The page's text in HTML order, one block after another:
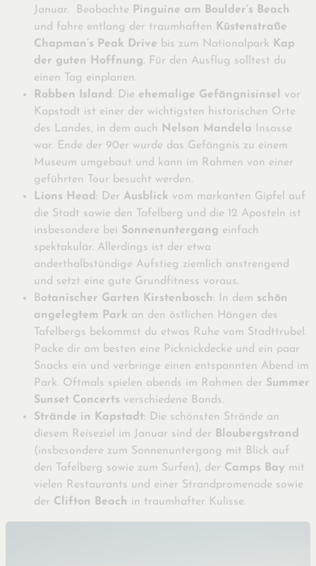
Januar. Beobachte Pinguine am Boulder’s Beach
und fahre entlang der traumhaften
Küstenstraße
Chapman’s Peak Drive bis zum Nationalpark
Kap
der guten Hoffnung. Für den Ausflug solltest du
einen Tag einplanen.
Robben Island : Die ehemalige Gefängnisinsel
vor
Kapstadt ist einer der wichtigsten historischen Orte
des Landes, in dem auch
Nelson Mandela Insasse
war. Ende der 90er wurde das Gefängnis zu einem
Museum umgebaut und kann im Rahmen von einer
geführten Tour besucht werden.
Lions Head : Der Ausblick vom markanten Gipfel auf
die Stadt sowie den Tafelberg und die 12 Aposteln ist
insbesondere bei Sonnenuntergang einfach
spektakulär. Allerdings ist der etwa
anderthalbstündige Aufstieg ziemlich anstrengend
und setzt eine gute Grundfitness voraus.
Botanischer Garten Kirstenbosch: In dem schön
angelegtem Park an den östlichen Hängen des
Tafelbergs bekommst du etwas Ruhe vom Stadttrubel.
Packe dir am besten eine Picknickdecke und ein paar
Snacks ein und verbringe einen entspannten Abend im
Park. Oftmals spielen abends im Rahmen der Summer
Sunset Concerts verschiedene Bands.
Strände in Kapstadt: Die schönsten Strände an
diesem Reiseziel im Januar sind der
Bloubergstrand
(insbesondere zum Sonnenuntergang mit Blick auf
den Tafelberg sowie zum Surfen), der Camps Bay mit
vielen Restaurants und einer Strandpromenade sowie
der Clifton Beach in traumhafter Kulisse.